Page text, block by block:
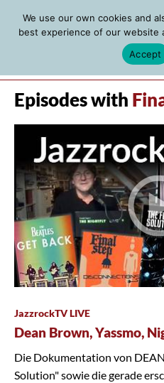
Episodes with
JazzrockTV LIVE
Dean Brown, Yassmo,
Die Dokumentation von
Solution" sowie die gerade
We use our own cookies and
best experience of our website
Accept